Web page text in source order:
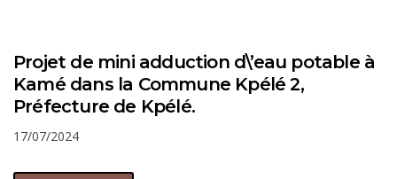
Projet de mini adduction d\’eau potable à
Kamé dans la Commune Kpélé 2,
Préfecture de Kpélé.
17/07/2024